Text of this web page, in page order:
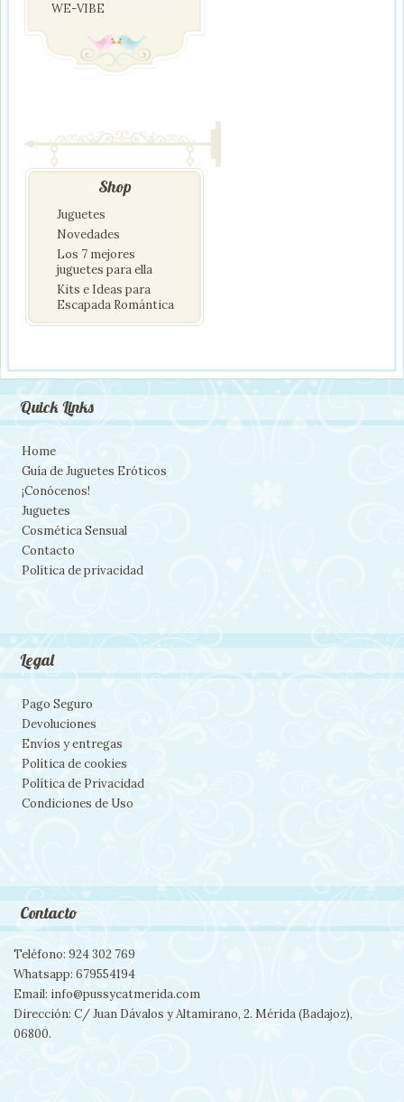
WE-VIBE
Shop
Juguetes
Novedades
Los 7 mejores
juguetes para ella
Kits e Ideas para
Escapada Romántica
Quick Links
Home
Guía de Juguetes Eróticos
¡Conócenos!
Juguetes
Cosmética Sensual
Contacto
Política de privacidad
Legal
Pago Seguro
Devoluciones
Envíos y entregas
Política de cookies
Política de Privacidad
Condiciones de Uso
Contacto
Teléfono: 924 302 769
Whatsapp: 679554194
Email: info@pussycatmerida.com
Dirección: C/ Juan Dávalos y Altamirano, 2. Mérida (Badajoz),
06800.